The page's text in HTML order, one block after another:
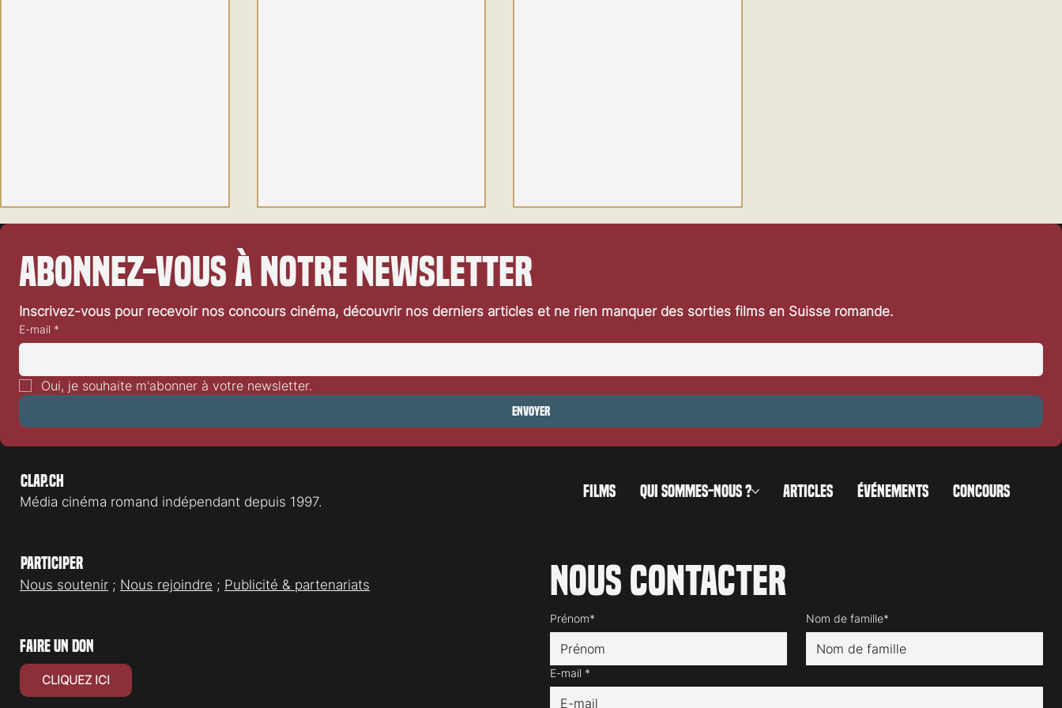
: Le Ghostbusters World
Thomas Crown en 2027 teaser
déclinera en série TV
Abonnez-vous à notre newsletter
Inscrivez-vous pour recevoir nos concours cinéma, découvrir nos derniers articles et ne rien manquer des sorties films en Suisse romande.
E-mail *
Oui, je souhaite m'abonner à votre newsletter.
Envoyer
Clap.ch
Média cinéma romand indépendant depuis 1997.
FILMS QUI SOMMES-NOUS ? ARTICLES ÉVÉNEMENTS CONCOURS
Participer
Nous soutenir ; Nous rejoindre ; Publicité & partenariats Nous contacter
Prénom* Nom de famille*
E-mail *
faire un don
CLIQUEZ ICI